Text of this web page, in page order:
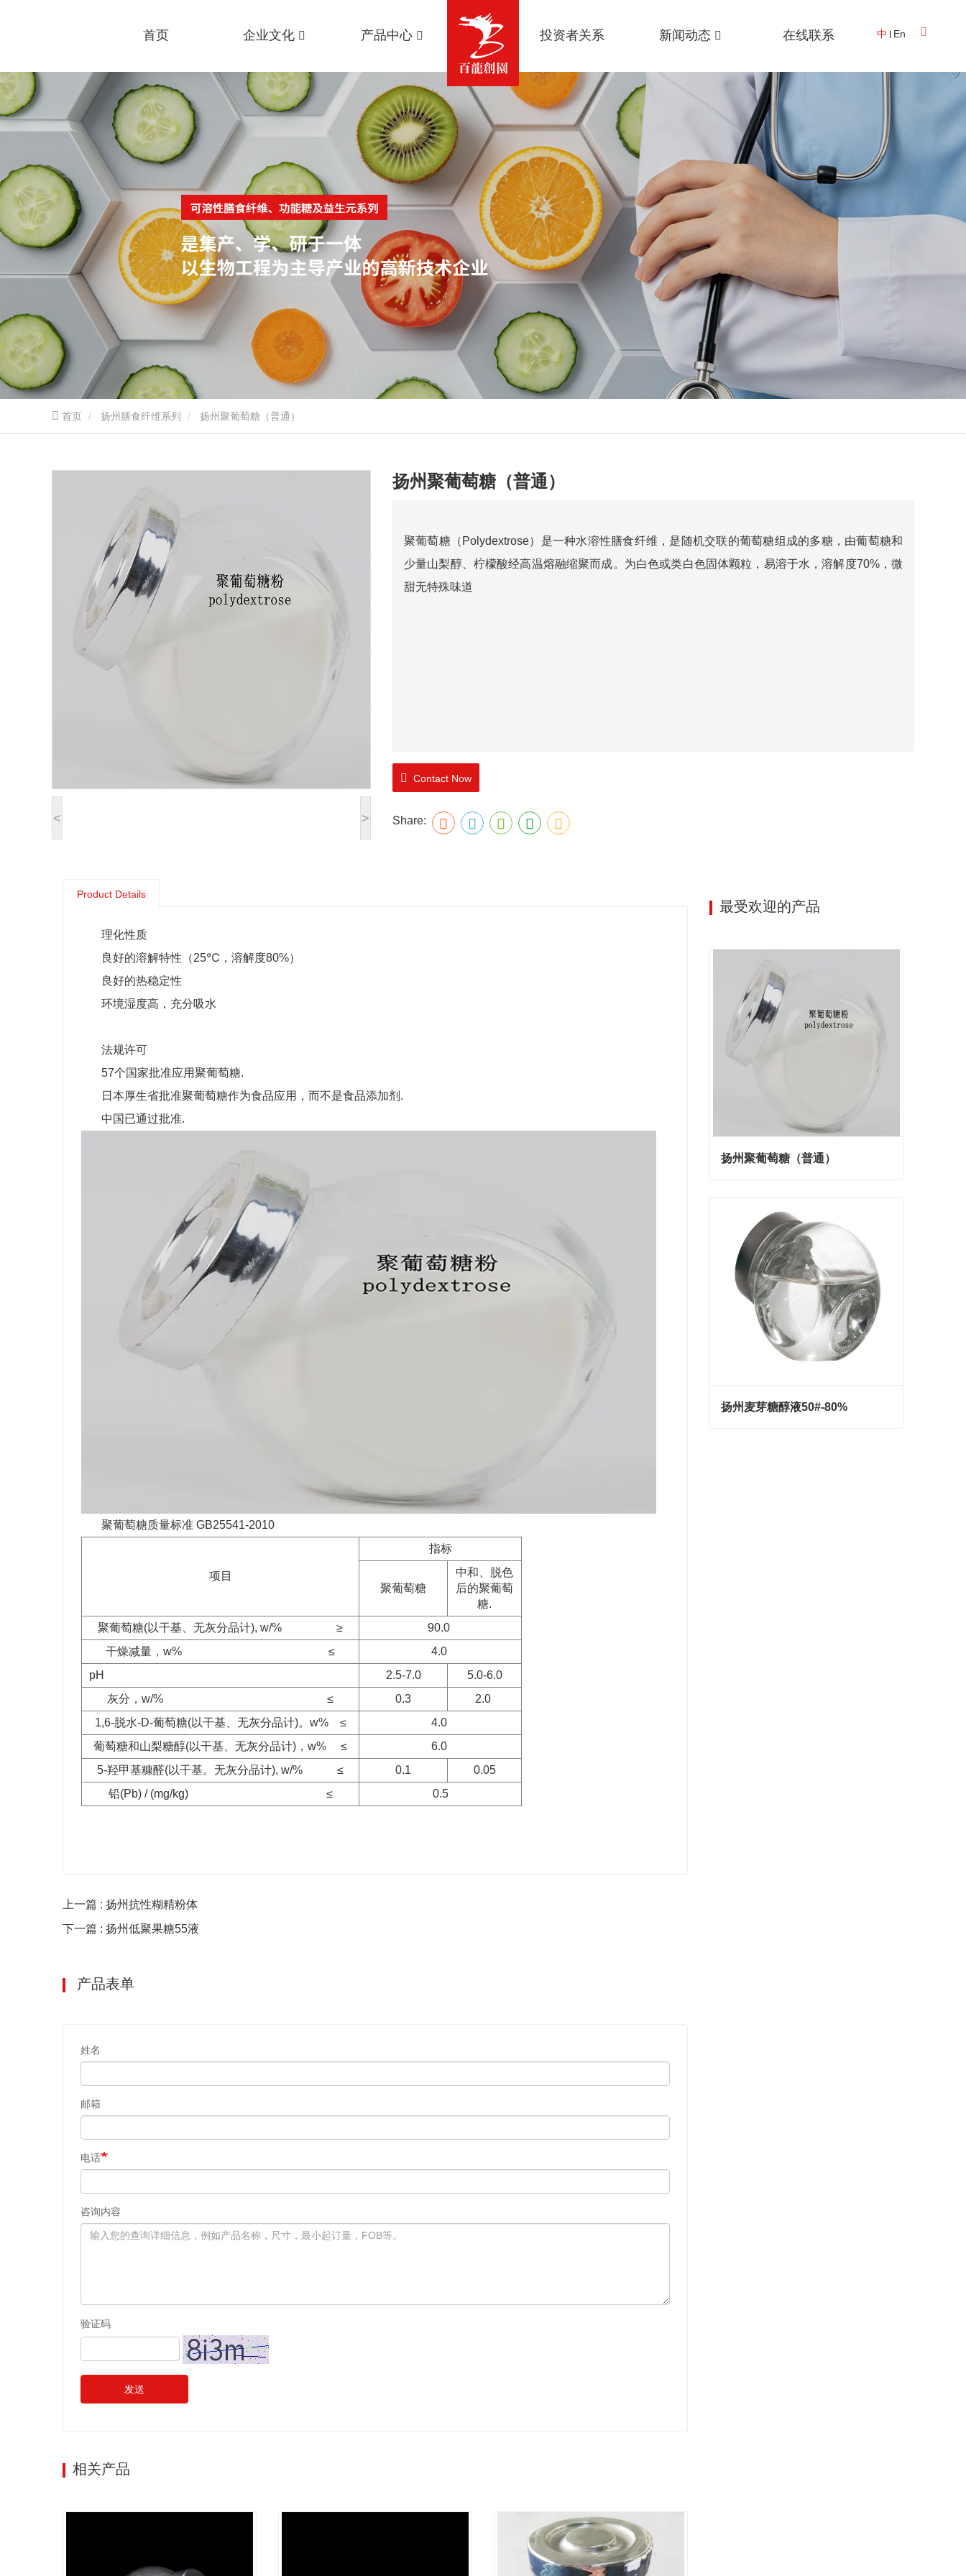
首页 企业文化 产品中心 投资者关系 新闻动态 在线联系 中 En
首页 扬州膳食纤维系列 扬州聚葡萄糖（普通）
< >
扬州聚葡萄糖（普通）
聚葡萄糖（Polydextrose）是一种水溶性膳食纤维，是随机交联的葡萄糖组成的多糖，由葡萄糖和
少量山梨醇、柠檬酸经高温熔融缩聚而成。为白色或类白色固体颗粒，易溶于水，溶解度70%，微
甜无特殊味道
Contact Now
Share:
Product Details
理化性质
良好的溶解特性（25℃，溶解度80%）
良好的热稳定性
环境湿度高，充分吸水
法规许可
57个国家批准应用聚葡萄糖.
日本厚生省批准聚葡萄糖作为食品应用，而不是食品添加剂.
中国已通过批准.
聚葡萄糖质量标准 GB25541-2010
项目
指标
聚葡萄糖
中和、脱色
后的聚葡萄
糖.
聚葡萄糖(以干基、无灰分品计), w/% ≥
90.0
干燥减量，w% ≤
4.0
pH
2.5-7.0
5.0-6.0
灰分，w/% ≤
0.3
2.0
1,6-脱水-D-葡萄糖(以干基、无灰分品计)。w% ≤
4.0
葡萄糖和山梨糖醇(以干基、无灰分品计)，w% ≤
6.0
5-羟甲基糠醛(以干基。无灰分品计), w/% ≤
0.1
0.05
铅(Pb) / (mg/kg) ≤
0.5
上一篇 : 扬州抗性糊精粉体
下一篇 : 扬州低聚果糖55液
产品表单
姓名
邮箱
电话
咨询内容
验证码
发送
相关产品
最受欢迎的产品
扬州聚葡萄糖（普通）
Contact Now
扬州麦芽糖醇液50#-80%